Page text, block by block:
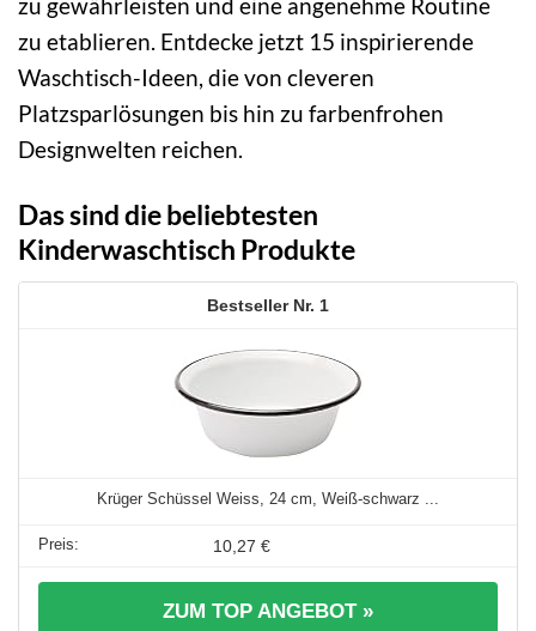
zu gewährleisten und eine angenehme Routine
zu etablieren. Entdecke jetzt 15 inspirierende
Waschtisch-Ideen, die von cleveren
Platzsparlösungen bis hin zu farbenfrohen
Designwelten reichen.
Das sind die beliebtesten
Kinderwaschtisch Produkte
1
Krüger Schüssel Weiss, 24 cm, Weiß-schwarz ...
10,27 €
ZUM TOP ANGEBOT »